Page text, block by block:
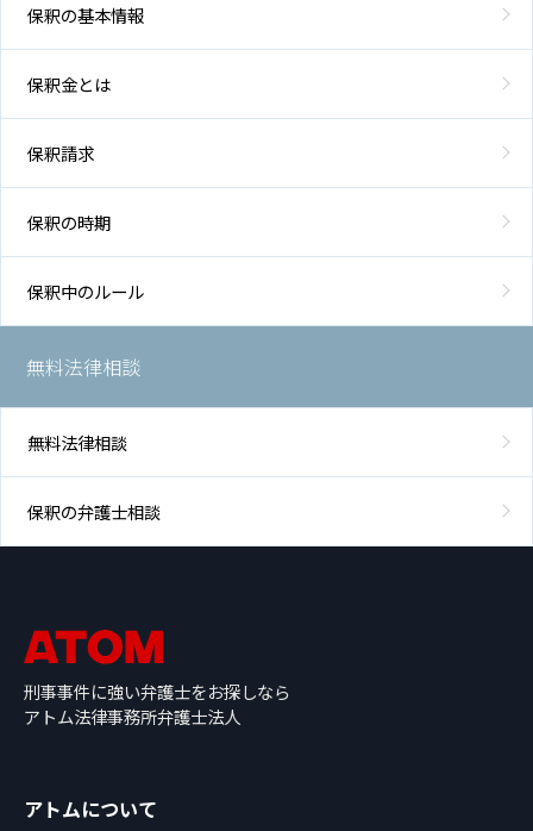
保釈の基本情報
保釈金とは
保釈請求
保釈の時期
保釈中のルール
無料法律相談
無料法律相談
保釈の弁護士相談
刑事事件に強い弁護士をお探しなら
アトム法律事務所弁護士法人
アトムについて